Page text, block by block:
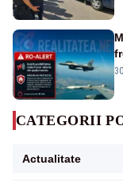
CATEGORII
Actualitate